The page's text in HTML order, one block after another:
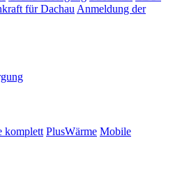
für Dachau Anmeldung der
komplett PlusWärme Mobile